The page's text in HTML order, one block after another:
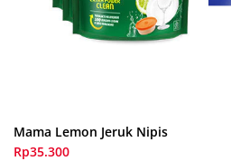
Mama Lemon Jeruk Nipis
Rp35.300